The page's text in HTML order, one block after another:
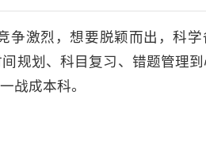
争激烈，想要脱颖而出，科
规划、科目复习、错题管理到
战成本科。